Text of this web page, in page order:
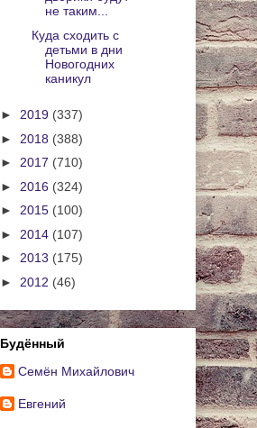
не таким...
Куда сходить с
детьми в дни
Новогодних
каникул
► 2019 (337)
► 2018 (388)
► 2017 (710)
► 2016 (324)
► 2015 (100)
► 2014 (107)
► 2013 (175)
► 2012 (46)
Будённый
Cемён Михайлович
Евгений